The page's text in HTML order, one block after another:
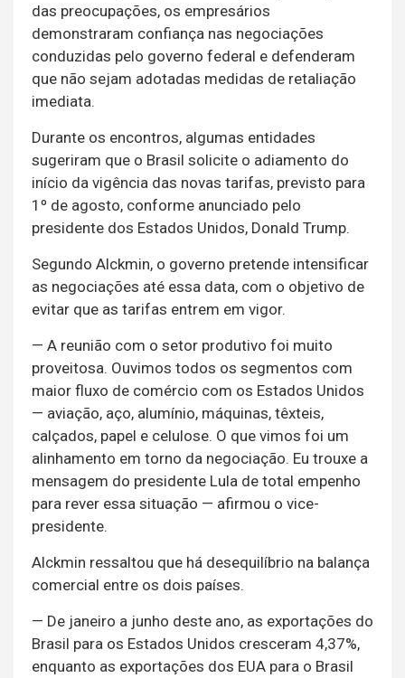
das preocupações, os empresários
demonstraram confiança nas negociações
conduzidas pelo governo federal e defenderam
que não sejam adotadas medidas de retaliação
imediata.
Durante os encontros, algumas entidades
sugeriram que o Brasil solicite o adiamento do
início da vigência das novas tarifas, previsto para
1º de agosto, conforme anunciado pelo
presidente dos Estados Unidos, Donald Trump.
Segundo Alckmin, o governo pretende intensificar
as negociações até essa data, com o objetivo de
evitar que as tarifas entrem em vigor.
— A reunião com o setor produtivo foi muito
proveitosa. Ouvimos todos os segmentos com
maior fluxo de comércio com os Estados Unidos
— aviação, aço, alumínio, máquinas, têxteis,
calçados, papel e celulose. O que vimos foi um
alinhamento em torno da negociação. Eu trouxe a
mensagem do presidente Lula de total empenho
para rever essa situação — afirmou o vice-
presidente.
Alckmin ressaltou que há desequilíbrio na balança
comercial entre os dois países.
— De janeiro a junho deste ano, as exportações do
Brasil para os Estados Unidos cresceram 4,37%,
enquanto as exportações dos EUA para o Brasil